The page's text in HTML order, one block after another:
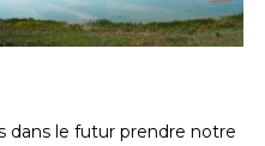
dans le futur prendre notre